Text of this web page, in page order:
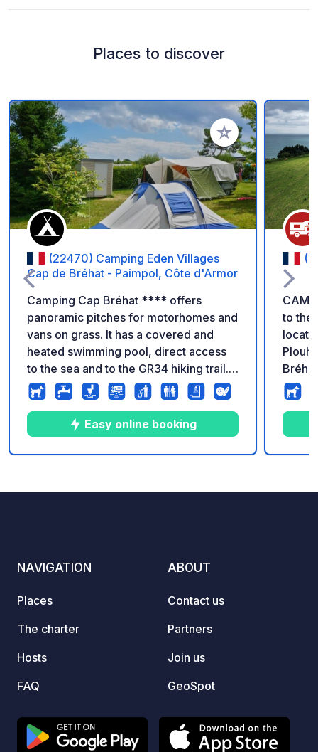
Places to discover
Add to your
(22470) Camping Eden Villages
Cap de Bréhat - Paimpol, Côte d'Armor
Camping Cap Bréhat **** offers
panoramic pitches for motorhomes and
vans on grass. It has a covered and
heated swimming pool, direct access
to the sea and to the GR34 hiking trail.
Motorhome emptying area, sanitary
facilities with showers and toilets.
Easy online booking
to the
the
a
NAVIGATION
Places
The charter
Hosts
FAQ
ABOUT
Contact us
Partners
Join us
GeoSpot